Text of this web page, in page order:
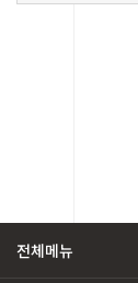
전체메뉴